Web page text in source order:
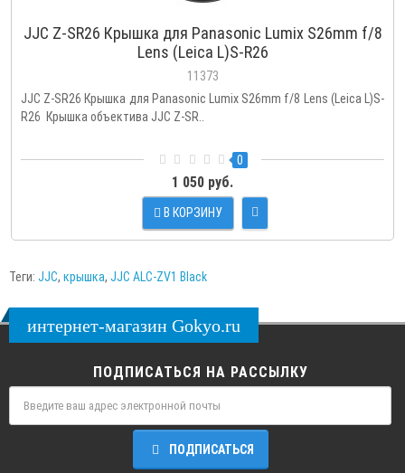
JJC Z-SR26 Крышка для Panasonic Lumix S26mm f/8
Lens (Leica L)S-R26
11373
JJC Z-SR26 Крышка для Panasonic Lumix S26mm f/8 Lens (Leica L)S-
R26 Крышка объектива JJC Z-SR..
0
1 050 руб.
В КОРЗИНУ
Теги: JJC, крышка, JJC ALC-ZV1 Black
интернет-магазин Gokyo.ru
ПОДПИСАТЬСЯ НА РАССЫЛКУ
ПОДПИСАТЬСЯ